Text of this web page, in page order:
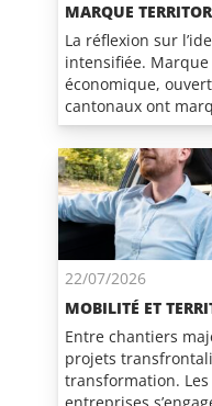
MARQUE
La réflexion sur
intensifiée.
économique,
cantonaux ont
22/07/2026
MOBILITÉ ET
Entre chantiers
projets
transformation.